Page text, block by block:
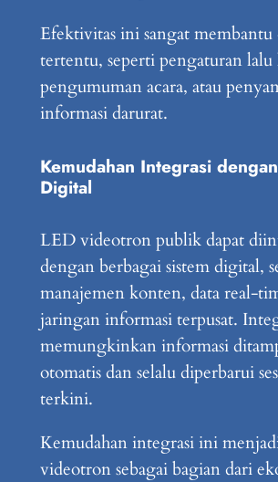
Efektivitas ini sangat membantu
tertentu, seperti pengaturan lalu
pengumuman acara, atau
informasi darurat.
Kemudahan Integrasi
Digital
LED videotron publik dapat
dengan berbagai sistem digital,
manajemen konten, data real-
jaringan informasi terpusat.
memungkinkan informasi
otomatis dan selalu diperbarui
terkini.
Kemudahan integrasi ini
videotron sebagai bagian dari